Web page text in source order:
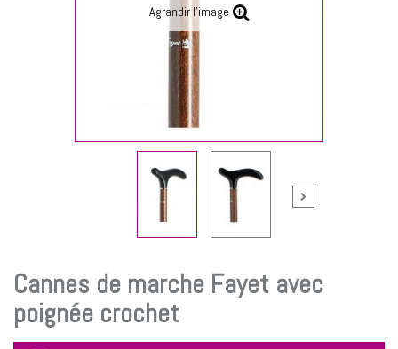
Agrandir l'image
Cannes de marche Fayet avec
poignée crochet